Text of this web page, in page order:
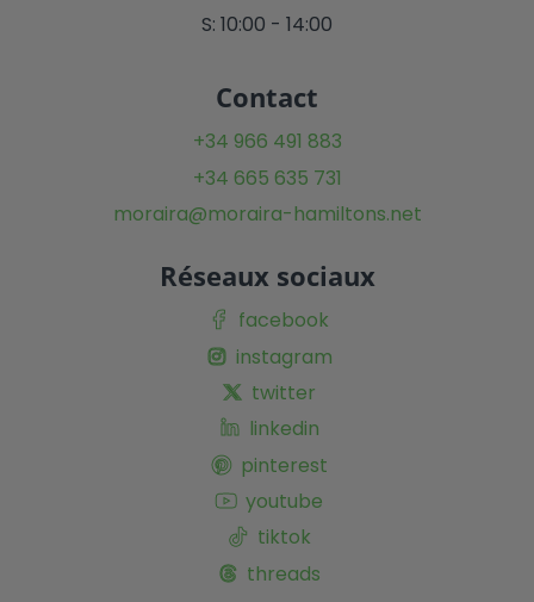
S: 10:00 - 14:00
Contact
+34 966 491 883
+34 665 635 731
moraira@moraira-hamiltons.net
Réseaux sociaux
facebook
instagram
twitter
linkedin
pinterest
youtube
tiktok
threads